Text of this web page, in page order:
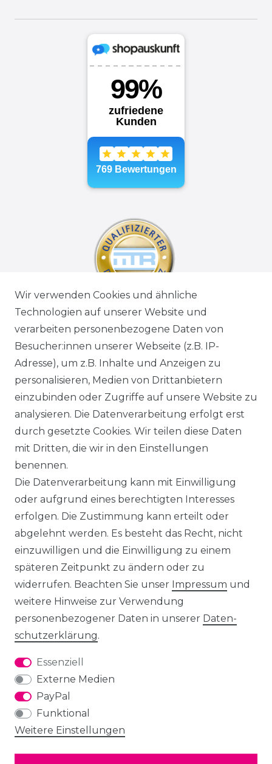
Wir verwenden Cookies und ähnliche
Technologien auf unserer Website und
verarbeiten personenbezogene Daten von
Besucher:innen unserer Webseite (z.B. IP-
Adresse), um z.B. Inhalte und Anzeigen zu
personalisieren, Medien von Drittanbietern
einzubinden oder Zugriffe auf unsere Website zu
analysieren. Die Datenverarbeitung erfolgt erst
durch gesetzte Cookies. Wir teilen diese Daten
mit Dritten, die wir in den Einstellungen
benennen.
Die Datenverarbeitung kann mit Einwilligung
oder aufgrund eines berechtigten Interesses
erfolgen. Die Zustimmung kann erteilt oder
abgelehnt werden. Es besteht das Recht, nicht
einzuwilligen und die Einwilligung zu einem
späteren Zeitpunkt zu ändern oder zu
widerrufen. Beachten Sie unser Impressum und
weitere Hinweise zur Verwendung
personenbezogener Daten in unserer Daten­
schutz­erklärung.
Essenziell
Externe Medien
PayPal
Funktional
Weitere Einstellungen